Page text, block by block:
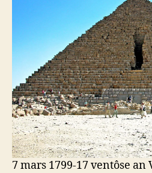
7 mars 1799-17 ventôse an